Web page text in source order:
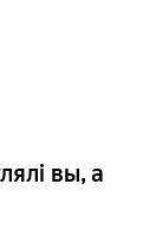
вы, а